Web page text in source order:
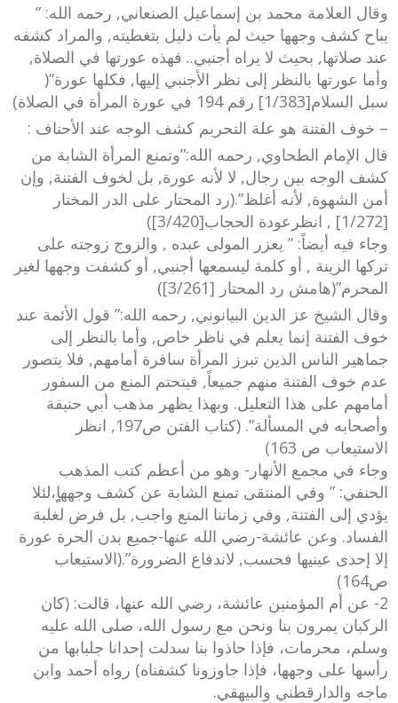
وقال العلامة محمد بن إسماعيل الصنعاني, رحمه الله: ”
يباح كشف وجهها حيث لم يأت دليل بتغطيته, والمراد كشفه
عند صلاتها, بحيث لا يراه أجنبي.. فهذه عورتها في الصلاة,
وأما عورتها بالنظر إلى نظر الأجنبي إليها, فكلها عورة”(
سبل السلام[1/383] رقم 194 في عورة المرأة في الصلاة)
– خوف الفتنة هو علة التحريم كشف الوجه عند الأحناف :
قال الإمام الطحاوي, رحمه الله:”وتمنع المرأة الشابة من
كشف الوجه بين رجال, لا لأنه عورة, بل لخوف الفتنة, وإن
أمن الشهوة, لأنه أغلظ”.(رد المحتار على الدر المختار
[1/272] , انظرعودة الحجاب[3/420])
وجاء فيه أيضاً: ” يعزر المولى عبده , والزوج زوجته على
تركها الزينة , أو كلمة ليسمعها أجنبي, أو كشفت وجهها لغير
المحرم”(هامش رد المحتار [3/261])
وقال الشيخ عز الدين البيانوني, رحمه الله:” قول الأئمة عند
خوف الفتنة إنما يعلم في ناظر خاص, وأما بالنظر إلى
جماهير الناس الذين تبرز المرأة سافرة أمامهم, فلا يتصور
عدم خوف الفتنة منهم جميعاً, فيتحتم المنع من السفور
أمامهم على هذا التعليل. وبهذا يظهر مذهب أبي حنيفة
وأصحابه في المسألة”. (كتاب الفتن ص197, انظر
الاستيعاب ص 163)
وجاء في مجمع الأنهار- وهو من أعظم كتب المذهب
الحنفي: ” وفي المنتقى تمنع الشابة عن كشف وجههاٍِِ،لئلا
يؤدي إلى الفتنة, وفي زماننا المنع واجب, بل فرض لغلبة
الفساد. وعن عائشة-رضي الله عنها-جميع بدن الحرة عورة
إلا إحدى عينيها فحسب, لاندفاع الضرورة”.(الاستيعاب
ص164)
2- عن أم المؤمنين عائشة، رضي الله عنها، قالت: (كان
الركبان يمرون بنا ونحن مع رسول الله، صلى الله عليه
وسلم، محرمات، فإذا حاذوا بنا سدلت إحدانا جلبابها من
رأسها على وجهها، فإذا جاوزونا كشفناه) رواه أحمد وابن
ماجه والدارقطني والبيهقي.